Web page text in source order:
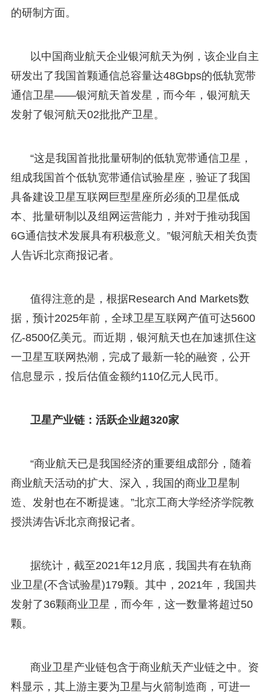
的研制方面。
以中国商业航天企业银河航天为例，该企业自主
研发出了我国首颗通信总容量达48Gbps的低轨宽带
通信卫星——银河航天首发星，而今年，银河航天
发射了银河航天02批批产卫星。
“这是我国首批批量研制的低轨宽带通信卫星，
组成我国首个低轨宽带通信试验星座，验证了我国
具备建设卫星互联网巨型星座所必须的卫星低成
本、批量研制以及组网运营能力，并对于推动我国
6G通信技术发展具有积极意义。”银河航天相关负责
人告诉北京商报记者。
值得注意的是，根据Research And Markets数
据，预计2025年前，全球卫星互联网产值可达5600
亿-8500亿美元。而近期，银河航天也在加速抓住这
一卫星互联网热潮，完成了最新一轮的融资，公开
信息显示，投后估值金额约110亿元人民币。
卫星产业链：活跃企业超320家
“商业航天已是我国经济的重要组成部分，随着
商业航天活动的扩大、深入，我国的商业卫星制
造、发射也在不断提速。”北京工商大学经济学院教
授洪涛告诉北京商报记者。
据统计，截至2021年12月底，我国共有在轨商
业卫星(不含试验星)179颗。其中，2021年，我国共
发射了36颗商业卫星，而今年，这一数量将超过50
颗。
商业卫星产业链包含于商业航天产业链之中。资
料显示，其上游主要为卫星与火箭制造商，可进一